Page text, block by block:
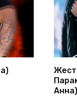
Анна)